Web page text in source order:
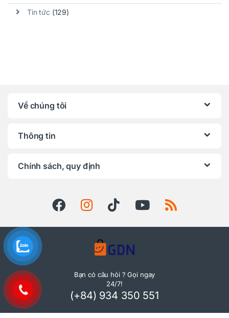
Tin tức (129)
Về chúng tôi
Thông tin
Chính sách, quy định
Bạn có câu hỏi ? Gọi ngay
24/7!
(+84) 934 350 551